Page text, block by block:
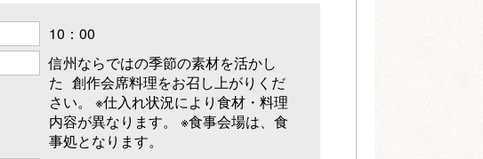
10：00
信州ならではの季節の素材を活かし
た 創作会席料理をお召し上がりくだ
さい。 ※仕入れ状況により食材・料理
内容が異なります。 ※食事会場は、食
事処となります。